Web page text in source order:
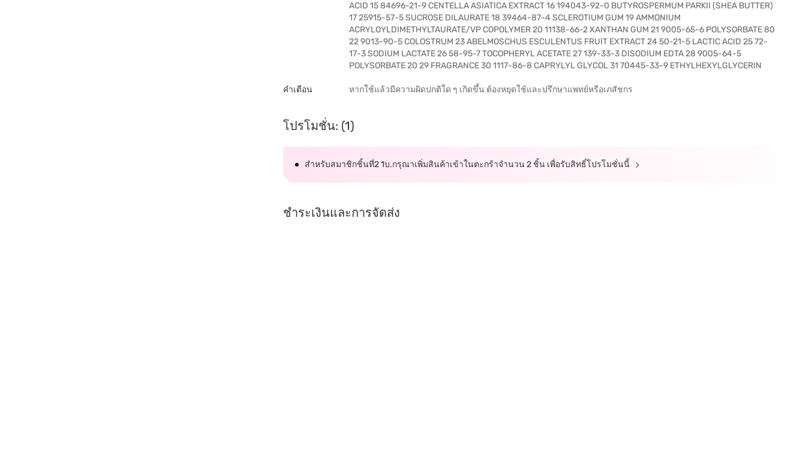
ACID 15 84696-21-9 CENTELLA ASIATICA EXTRACT 16 194043-92-0 BUTYROSPERMUM PARKII (SHEA BUTTER)
17 25915-57-5 SUCROSE DILAURATE 18 39464-87-4 SCLEROTIUM GUM 19 AMMONIUM
ACRYLOYLDIMETHYLTAURATE/VP COPOLYMER 20 11138-66-2 XANTHAN GUM 21 9005-65-6 POLYSORBATE 80
22 9013-90-5 COLOSTRUM 23 ABELMOSCHUS ESCULENTUS FRUIT EXTRACT 24 50-21-5 LACTIC ACID 25 72-
17-3 SODIUM LACTATE 26 58-95-7 TOCOPHERYL ACETATE 27 139-33-3 DISODIUM EDTA 28 9005-64-5
POLYSORBATE 20 29 FRAGRANCE 30 1117-86-8 CAPRYLYL GLYCOL 31 70445-33-9 ETHYLHEXYLGLYCERIN
คำเตือน หากใช้แล้วมีความผิดปกติใด ๆ เกิดขึ้น ต้องหยุดใช้และปรึกษาแพทย์หรือเภสัชกร
โปรโมชั่น: (1)
สำหรับสมาชิกชิ้นที่2 1บ.กรุณาเพิ่มสินค้าเข้าในตะกร้าจำนวน 2 ชิ้น เพื่อรับสิทธิ์โปรโมชั่นนี้
ชำระเงินและการจัดส่ง